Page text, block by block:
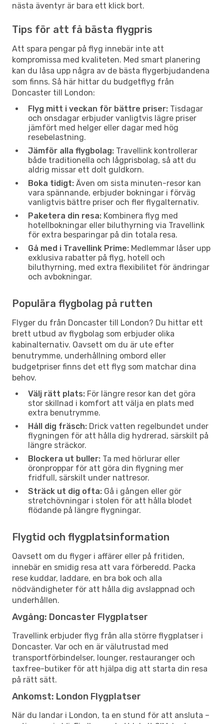
nästa äventyr är bara ett klick bort.
Tips för att få bästa flygpris
Att spara pengar på flyg innebär inte att
kompromissa med kvaliteten. Med smart planering
kan du låsa upp några av de bästa flygerbjudandena
som finns. Så här hittar du budgetflyg från
Doncaster till London:
Flyg mitt i veckan för bättre priser: Tisdagar
och onsdagar erbjuder vanligtvis lägre priser
jämfört med helger eller dagar med hög
resebelastning.
Jämför alla flygbolag: Travellink kontrollerar
både traditionella och lågprisbolag, så att du
aldrig missar ett dolt guldkorn.
Boka tidigt: Även om sista minuten-resor kan
vara spännande, erbjuder bokningar i förväg
vanligtvis bättre priser och fler flygalternativ.
Paketera din resa: Kombinera flyg med
hotellbokningar eller biluthyrning via Travellink
för extra besparingar på din totala resa.
Gå med i Travellink Prime: Medlemmar låser upp
exklusiva rabatter på flyg, hotell och
biluthyrning, med extra flexibilitet för ändringar
och avbokningar.
Populära flygbolag på rutten
Flyger du från Doncaster till London? Du hittar ett
brett utbud av flygbolag som erbjuder olika
kabinalternativ. Oavsett om du är ute efter
benutrymme, underhållning ombord eller
budgetpriser finns det ett flyg som matchar dina
behov.
Välj rätt plats: För längre resor kan det göra
stor skillnad i komfort att välja en plats med
extra benutrymme.
Håll dig fräsch: Drick vatten regelbundet under
flygningen för att hålla dig hydrerad, särskilt på
längre sträckor.
Blockera ut buller: Ta med hörlurar eller
öronproppar för att göra din flygning mer
fridfull, särskilt under nattresor.
Sträck ut dig ofta: Gå i gången eller gör
stretchövningar i stolen för att hålla blodet
flödande på längre flygningar.
Flygtid och flygplatsinformation
Oavsett om du flyger i affärer eller på fritiden,
innebär en smidig resa att vara förberedd. Packa
rese kuddar, laddare, en bra bok och alla
nödvändigheter för att hålla dig avslappnad och
underhållen.
Avgång: Doncaster Flygplatser
Travellink erbjuder flyg från alla större flygplatser i
Doncaster. Var och en är välutrustad med
transportförbindelser, lounger, restauranger och
taxfree-butiker för att hjälpa dig att starta din resa
på rätt sätt.
Ankomst: London Flygplatser
När du landar i London, ta en stund för att ansluta –